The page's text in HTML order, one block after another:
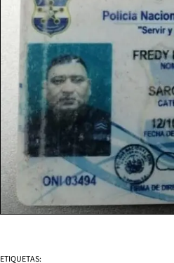
ETIQUETAS: